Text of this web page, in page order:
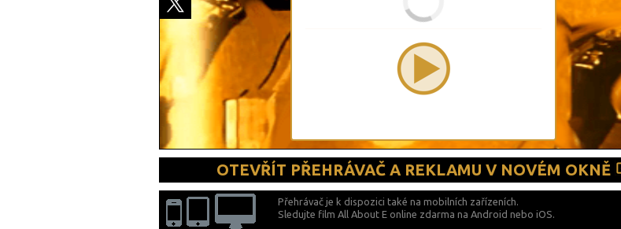
OTEVŘÍT PŘEHRÁVAČ A REKLAMU V NOVÉM OKNĚ
Přehrávač je k dispozici také na mobilních zařízeních.
Sledujte film All About E online zdarma na Android nebo iOS.